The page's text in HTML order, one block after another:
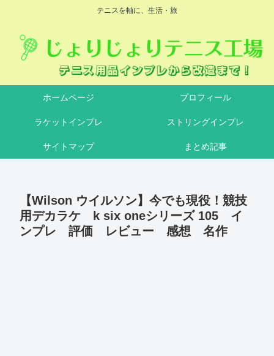
テニスを軸に、生活・旅
ホームページ プロフィール
ラケットインプレ ストリングインプレ
サイトマップ まとめ記事
【Wilson ウイルソン】今でも現役！競技
用デカラケ k six oneシリーズ 105 イ
ンプレ 評価 レビュー 感想 名作